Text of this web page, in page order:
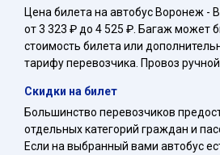
Цена билета на автобус Воронеж -
от 3 323 ₽ до 4 525 ₽. Багаж может
стоимость билета или
тарифу перевозчика. Провоз
Скидки на билет
Большинство перевозчиков
отдельных категорий граждан и
Если на выбранный вами автобус